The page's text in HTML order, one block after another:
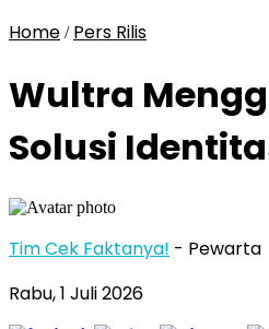
Home / Pers Rilis
Wultra
Solusi
Tim Cek Faktanya! - Pewarta
Rabu, 1 Juli 2026